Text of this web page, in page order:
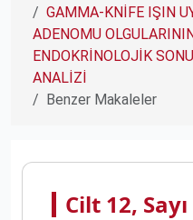
GAMMA-KNİFE IŞIN
ADENOMU
ENDOKRİNOLOJİK
ANALİZİ
Benzer Makaleler
Cilt 12,